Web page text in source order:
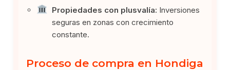
Propiedades con plusvalía: Inversiones
seguras en zonas con crecimiento
constante.
Proceso de compra en Hondiga